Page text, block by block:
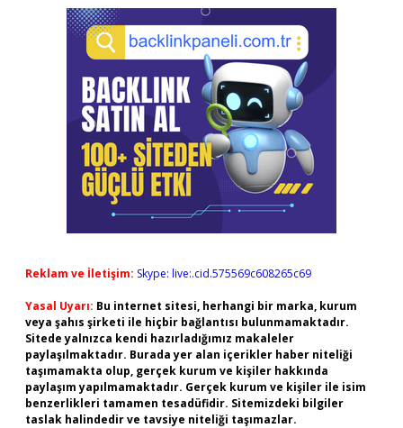
Reklam ve İletişim: Skype: live:.cid.575569c608265c69
Yasal Uyarı: Bu internet sitesi, herhangi bir marka, kurum
veya şahıs şirketi ile hiçbir bağlantısı bulunmamaktadır.
Sitede yalnızca kendi hazırladığımız makaleler
paylaşılmaktadır. Burada yer alan içerikler haber niteliği
taşımamakta olup, gerçek kurum ve kişiler hakkında
paylaşım yapılmamaktadır. Gerçek kurum ve kişiler ile isim
benzerlikleri tamamen tesadüfidir. Sitemizdeki bilgiler
taslak halindedir ve tavsiye niteliği taşımazlar.